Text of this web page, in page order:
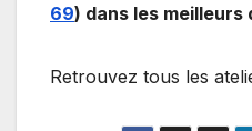
69) dans les meilleurs
Retrouvez tous les